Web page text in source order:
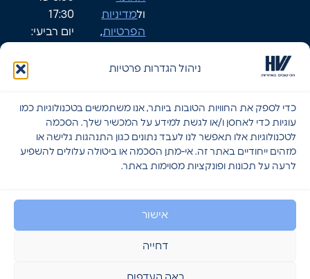
ניהול הגדרות פרטיות
כדי לספק את החוויות הטובות ביותר, אנו משתמשים בטכנולוגיות כמו
עוגיות כדי לאחסן ו/או לגשת למידע על המכשיר שלך. הסכמה
לטכנולוגיות אלו תאפשר לנו לעבד נתונים כגון התנהגות גלישה או
מזהים ייחודיים באתר זה. אי-מתן הסכמה או ביטולה עלולים להשפיע
לרעה על תכונות ופונקציות מסוימות באתר.
אישור
דחייה
ראה העדפות
ולמדיניות
הפרטיות,
17:30
יום רביעי:
יום חמישי:
שבת: סגור
מדיניות פרטיותתקנון אתר